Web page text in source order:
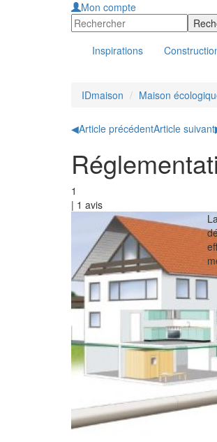
Mon compte
Inspirations
IDmaison Maison
◀Article précédentArticle suivant
1
| 1 avis